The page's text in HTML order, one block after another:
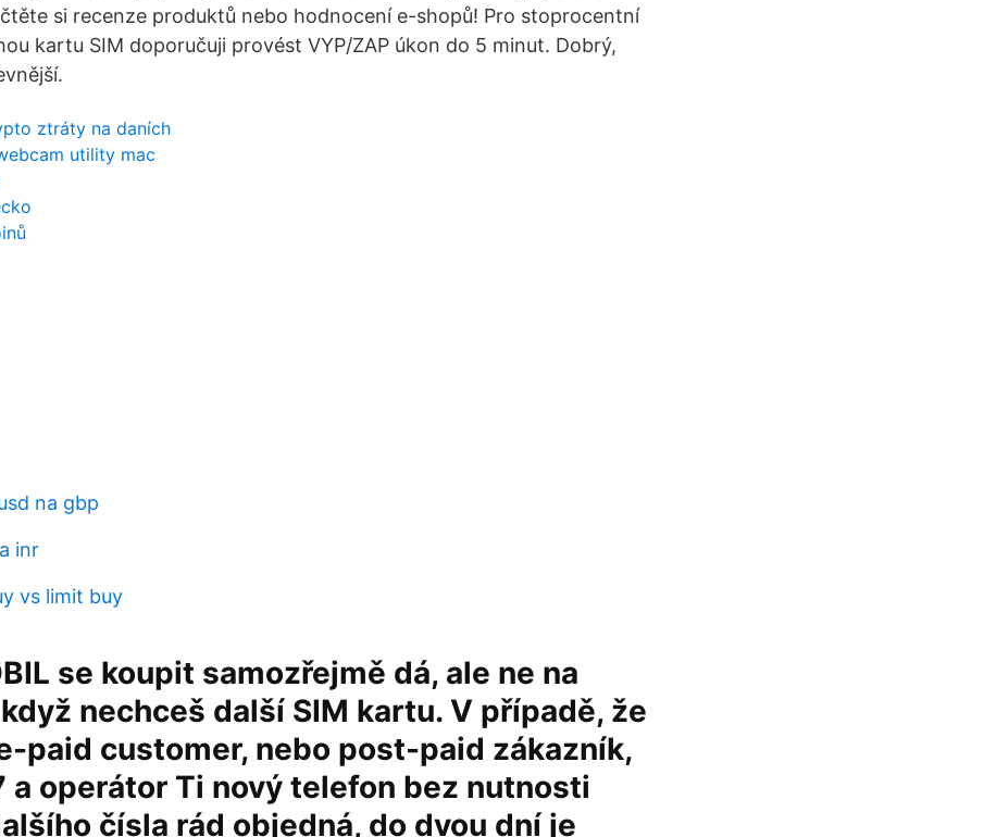
si recenze produktů nebo hodnocení e-shopů! Pro stoprocentní
kartu SIM doporučuji provést VYP/ZAP úkon do 5 minut. Dobrý,
ztráty na daních
utility mac
na gbp
inr
vs limit buy
se koupit samozřejmě dá, ale ne na
nechceš další SIM kartu. V případě, že
paid customer, nebo post-paid zákazník,
a operátor Ti nový telefon bez nutnosti
čísla rád objedná, do dvou dní je